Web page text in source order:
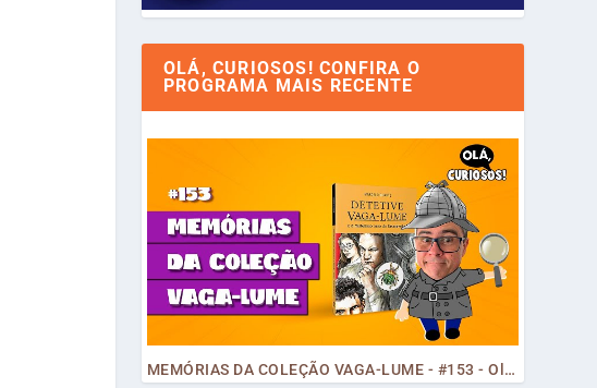
OLÁ, CURIOSOS! CONFIRA O
PROGRAMA MAIS RECENTE
MEMÓRIAS DA COLEÇÃO VAGA-LUME - #153 - Olá, Curiosos! 2023